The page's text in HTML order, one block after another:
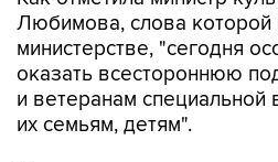
Любимова, слова которой
министерстве, "сегодня
оказать всестороннюю
и ветеранам специальной
их семьям, детям".